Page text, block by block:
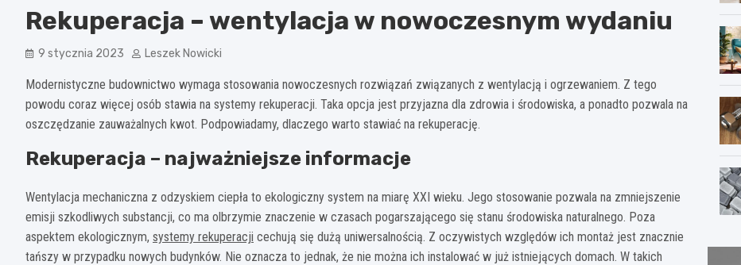
Rekuperacja – wentylacja w nowoczesnym wydaniu
9 stycznia 2023 Leszek Nowicki
Modernistyczne budownictwo wymaga stosowania nowoczesnych rozwiązań związanych z wentylacją i ogrzewaniem. Z tego
powodu coraz więcej osób stawia na systemy rekuperacji. Taka opcja jest przyjazna dla zdrowia i środowiska, a ponadto pozwala na
oszczędzanie zauważalnych kwot. Podpowiadamy, dlaczego warto stawiać na rekuperację.
Rekuperacja – najważniejsze informacje
Wentylacja mechaniczna z odzyskiem ciepła to ekologiczny system na miarę XXI wieku. Jego stosowanie pozwala na zmniejszenie
emisji szkodliwych substancji, co ma olbrzymie znaczenie w czasach pogarszającego się stanu środowiska naturalnego. Poza
aspektem ekologicznym, systemy rekuperacji cechują się dużą uniwersalnością. Z oczywistych względów ich montaż jest znacznie
tańszy w przypadku nowych budynków. Nie oznacza to jednak, że nie można ich instalować w już istniejących domach. W takich